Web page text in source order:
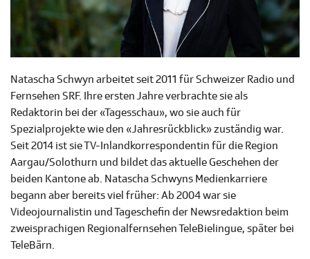
Natascha Schwyn arbeitet seit 2011 für Schweizer Radio und
Fernsehen SRF. Ihre ersten Jahre verbrachte sie als
Redaktorin bei der «Tagesschau», wo sie auch für
Spezialprojekte wie den «Jahresrückblick» zuständig war.
Seit 2014 ist sie TV-Inlandkorrespondentin für die Region
Aargau/Solothurn und bildet das aktuelle Geschehen der
beiden Kantone ab. Natascha Schwyns Medienkarriere
begann aber bereits viel früher: Ab 2004 war sie
Videojournalistin und Tageschefin der Newsredaktion beim
zweisprachigen Regionalfernsehen TeleBielingue, später bei
TeleBärn.